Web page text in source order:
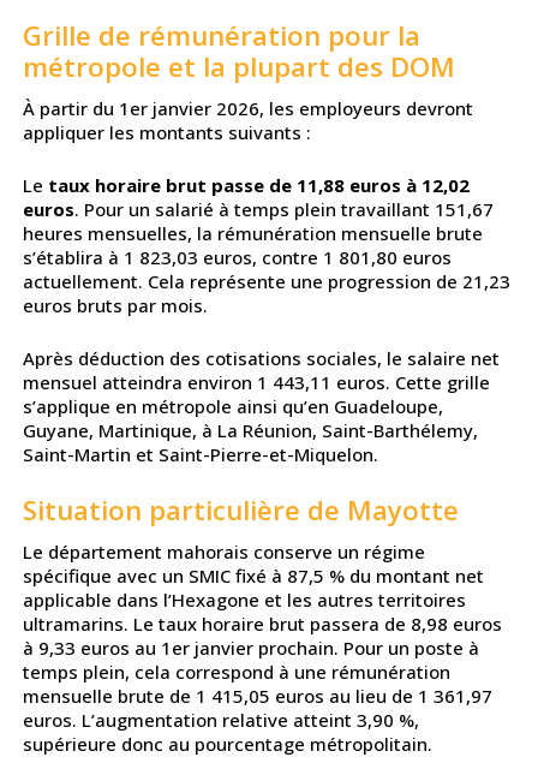
Grille de rémunération pour la
métropole et la plupart des DOM
À partir du 1er janvier 2026, les employeurs devront
appliquer les montants suivants :
Le taux horaire brut passe de 11,88 euros à 12,02
euros. Pour un salarié à temps plein travaillant 151,67
heures mensuelles, la rémunération mensuelle brute
s’établira à 1 823,03 euros, contre 1 801,80 euros
actuellement. Cela représente une progression de 21,23
euros bruts par mois.
Après déduction des cotisations sociales, le salaire net
mensuel atteindra environ 1 443,11 euros. Cette grille
s’applique en métropole ainsi qu’en Guadeloupe,
Guyane, Martinique, à La Réunion, Saint-Barthélemy,
Saint-Martin et Saint-Pierre-et-Miquelon.
Situation particulière de Mayotte
Le département mahorais conserve un régime
spécifique avec un SMIC fixé à 87,5 % du montant net
applicable dans l’Hexagone et les autres territoires
ultramarins. Le taux horaire brut passera de 8,98 euros
à 9,33 euros au 1er janvier prochain. Pour un poste à
temps plein, cela correspond à une rémunération
mensuelle brute de 1 415,05 euros au lieu de 1 361,97
euros. L’augmentation relative atteint 3,90 %,
supérieure donc au pourcentage métropolitain.